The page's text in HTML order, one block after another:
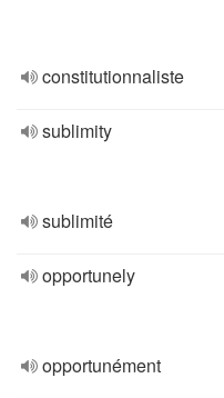
constitutionnaliste
sublimity
sublimité
opportunely
opportunément